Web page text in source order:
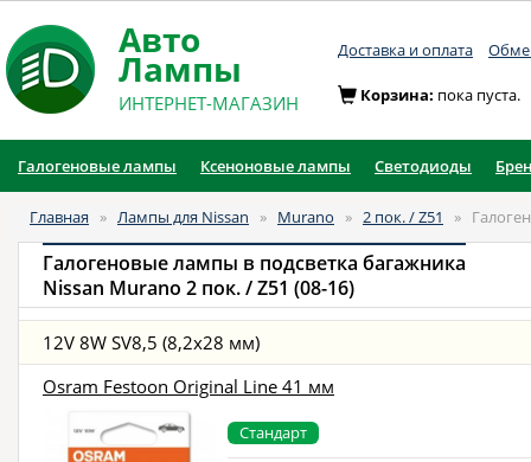
Авто
Лампы
ИНТЕРНЕТ-МАГАЗИН
Доставка и оплата
Корзина: пока пуста.
Галогеновые лампы Ксеноновые лампы Светодиоды
Главная » Лампы для Nissan » Murano » 2 пок. / Z51 »
Галогеновые лампы в подсветка багажника
Nissan Murano 2 пок. / Z51 (08-16)
12V 8W SV8,5 (8,2x28 мм)
Osram Festoon Original Line 41 мм
Стандарт